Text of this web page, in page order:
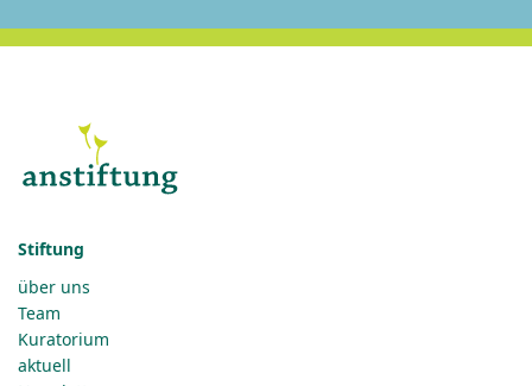
Stiftung
über uns
Team
Kuratorium
aktuell